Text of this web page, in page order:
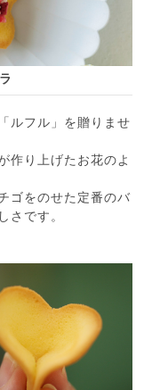
ルフル」を贈りませ
作り上げたお花のよ
ゴをのせた定番のバ
さです。